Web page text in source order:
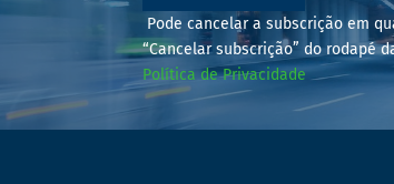
Pode cancelar a subscrição em
“Cancelar subscrição” do rodapé
Política de Privacidade